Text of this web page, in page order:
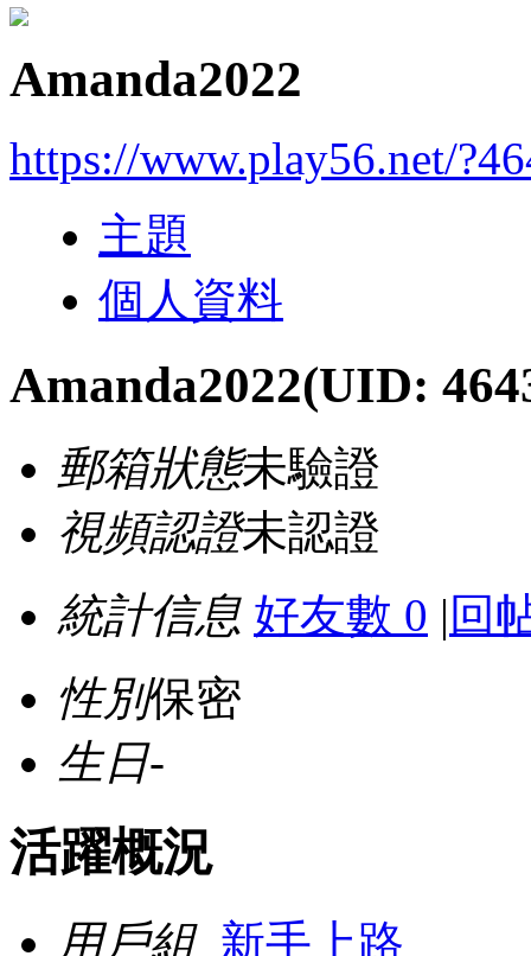
Amanda2022
https://www.play56.net/
主題
個人資料
Amanda2022(UID:
郵箱狀態未驗證
視頻認證未認證
統計信息 好友數 0 | 回
性別保密
生日-
活躍概況
用戶組 新手上路